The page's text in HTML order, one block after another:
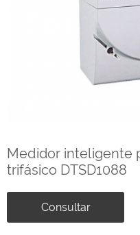
Medidor inteligente
trifásico DTSD1088
Consultar